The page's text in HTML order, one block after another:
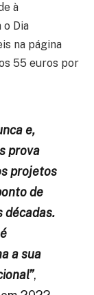
à
o Dia
na página
55 euros por
e,
prova
projetos
de
décadas.
a sua
,